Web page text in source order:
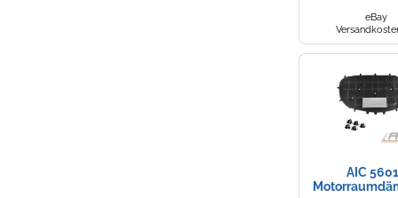
eBay
AIC